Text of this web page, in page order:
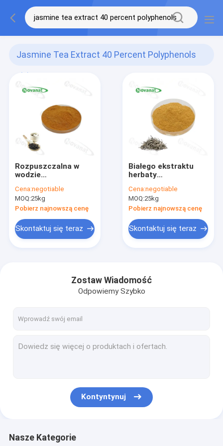
Jasmine Tea Extract 40 Percent Polyphenols
Rozpuszczalna w
wodzie
herbata jaśminowa w
proszku 40%
polifenoli / czysta
etykieta
Cena:negotiable
MOQ:25kg
Pobierz najnowszą cenę
Skontaktuj się teraz
Białego ekstraktu
herbaty
proszku 40%
polifenoli / napoje
spożywcze
Cena:negotiable
MOQ:25kg
Pobierz najnowszą cenę
Skontaktuj się teraz
Zostaw Wiadomość
Odpowiemy Szybko
Kontyntynuj
Nasze Kategorie